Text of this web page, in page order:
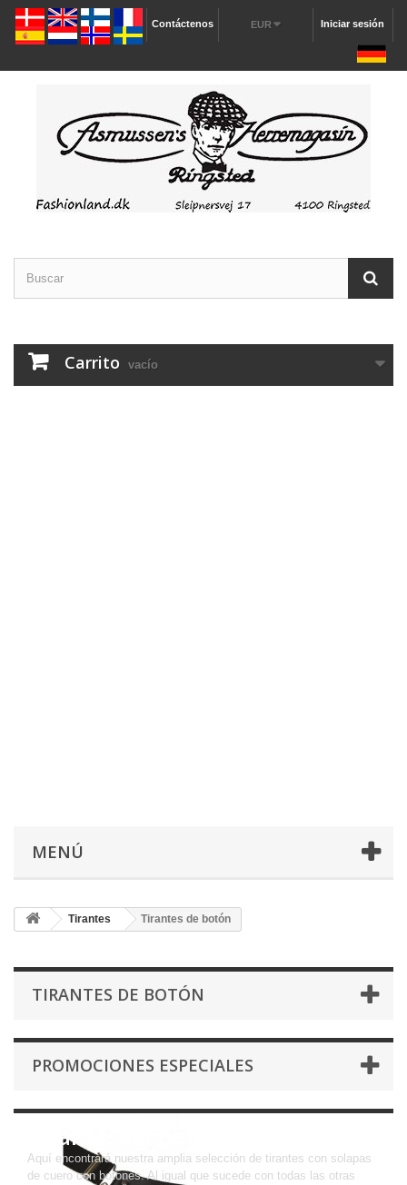
Iniciar sesión
EUR
Contáctenos
Carrito vacío
MENÚ
Tirantes Tirantes de botón
TIRANTES DE BOTÓN
PROMOCIONES ESPECIALES
Tirantes de botón
Aquí encontrará nuestra amplia selección de tirantes con solapas
de cuero con botones. Al igual que sucede con todas las otras